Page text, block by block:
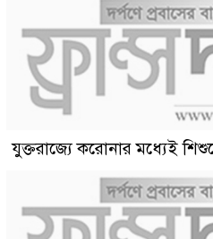
যুক্তরাজ্যে করোনার মধ্যেই